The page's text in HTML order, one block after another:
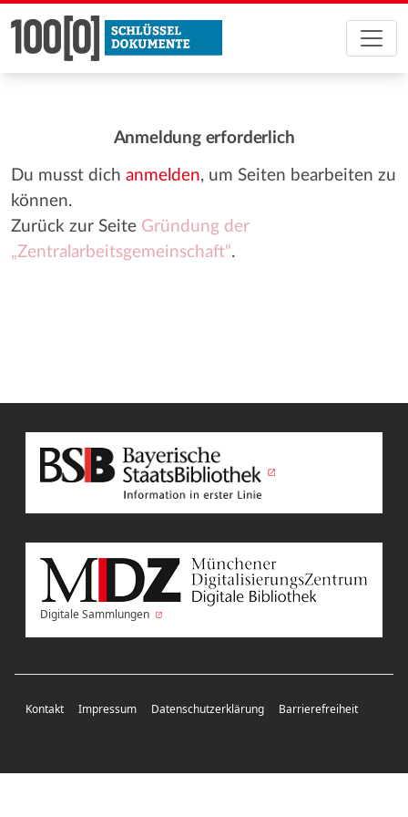
Anmeldung erforderlich
Du musst dich anmelden, um Seiten bearbeiten zu
können.
Zurück zur Seite Gründung der
„Zentralarbeitsgemeinschaft“.
Digitale Sammlungen
Kontakt Impressum Datenschutzerklärung Barrierefreiheit